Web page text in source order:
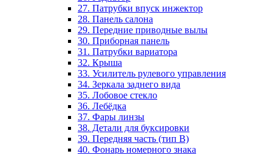
27. Патрубки впуск инжектор
28. Панель салона
29. Передние приводные вылы
30. Приборная панель
31. Патрубки вариатора
32. Крыша
33. Усилитель рулевого управления
34. Зеркала заднего вида
35. Лобовое стекло
36. Лебёдка
37. Фары линзы
38. Детали для буксировки
39. Передняя часть (тип B)
40. Фонарь номерного знака